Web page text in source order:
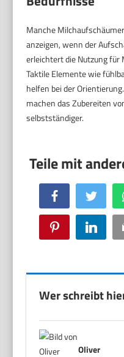
Manche
anzeigen, wenn der
erleichtert die Nutzung für
Taktile Elemente wie
helfen bei der
machen das Zubereiten
selbstständiger.
Facebook Twitter
Pinterest LinkedIn
Wer schreibt
Oliver